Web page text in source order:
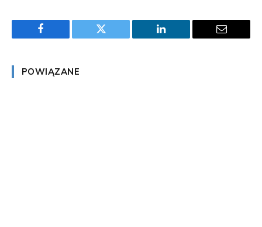
Facebook Twitter LinkedIn Email
POWIĄZANE